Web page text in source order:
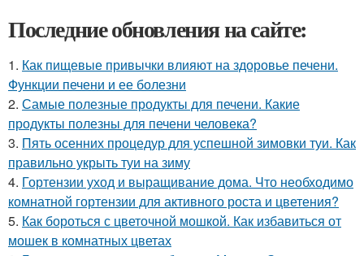
Последние обновления на сайте:
1. Как пищевые привычки влияют на здоровье печени.
Функции печени и ее болезни
2. Самые полезные продукты для печени. Какие
продукты полезны для печени человека?
3. Пять осенних процедур для успешной зимовки туи. Как
правильно укрыть туи на зиму
4. Гортензии уход и выращивание дома. Что необходимо
комнатной гортензии для активного роста и цветения?
5. Как бороться с цветочной мошкой. Как избавиться от
мошек в комнатных цветах